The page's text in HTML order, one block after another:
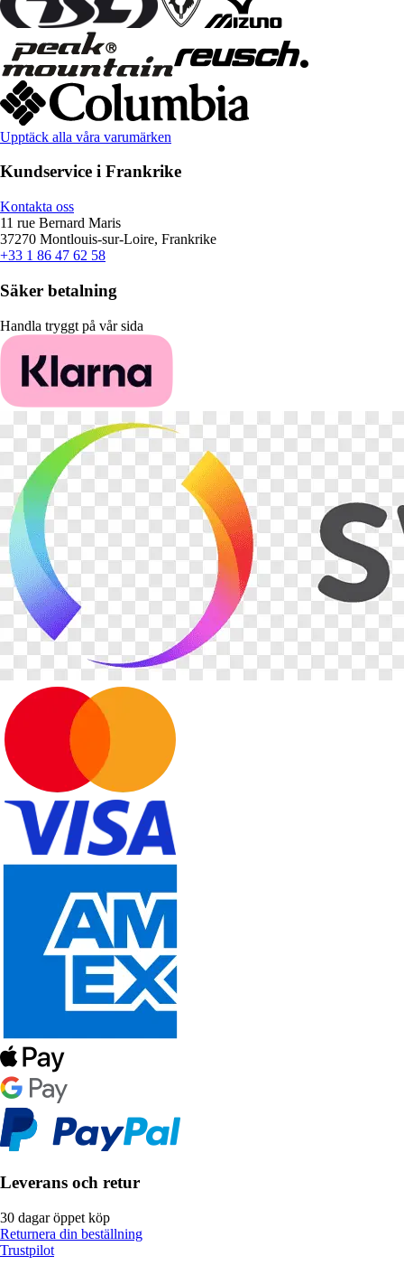
Upptäck alla våra varumärken
Kundservice i Frankrike
Kontakta oss
11 rue Bernard Maris
37270 Montlouis-sur-Loire, Frankrike
+33 1 86 47 62 58
Säker betalning
Handla tryggt på vår sida
Leverans och retur
30 dagar öppet köp
Returnera din beställning
Trustpilot